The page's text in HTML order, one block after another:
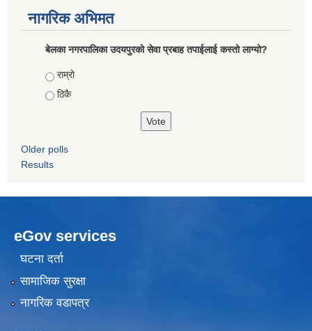
नागरिक अभिमत
बेलका नगरपालिका उदयपुरको सेवा प्रबाह तपाईलाई कस्तो लाग्यो?
Choices
राम्रो
ठिकै
Older polls
Results
eGov services
घटना दर्ता
सामाजिक सुरक्षा
नागरिक वडापत्र